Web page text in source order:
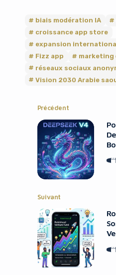
biais modération IA
croissance app store
expansion
Fizz app
marketing
réseaux sociaux
Vision 2030 Arabie
Précédent
Suivant